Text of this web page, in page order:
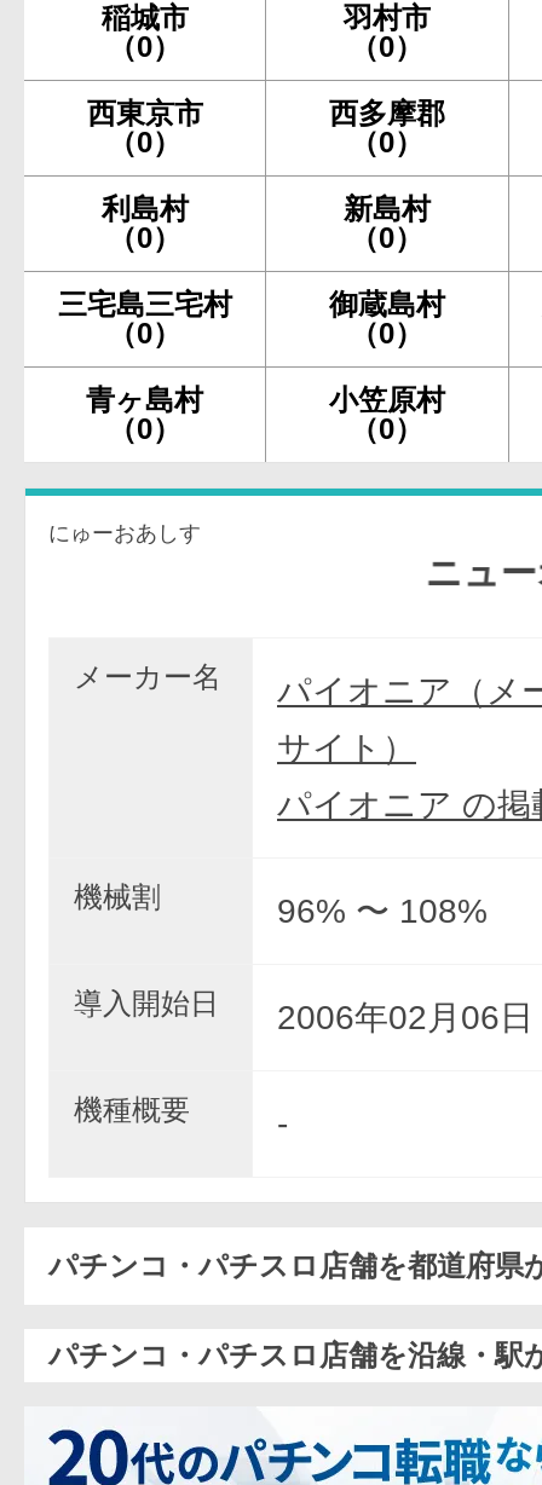
稲城市
（0）
羽村市
（0）
西東京市
（0）
西多摩郡
（0）
利島村
（0）
新島村
（0）
三宅島三宅村
（0）
御蔵島村
（0）
青ヶ島村
（0）
小笠原村
（0）
にゅーおあしす
ニューオ
メーカー名
パイオニア（メ
サイト）
パイオニア の掲
機械割 96% 〜 108%
導入開始日 2006年02月06日
機種概要 -
パチンコ・パチスロ店舗を都道府県
パチンコ・パチスロ店舗を沿線・駅